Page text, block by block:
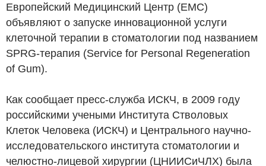
Европейский Медицинский Центр (EMC)
объявляют о запуске инновационной услуги
клеточной терапии в стоматологии под названием
SPRG-терапия (Service for Personal Regeneration
of Gum).
Как сообщает пресс-служба ИСКЧ, в 2009 году
российскими учеными Института Стволовых
Клеток Человека (ИСКЧ) и Центрального научно-
исследовательского института стоматологии и
челюстно-лицевой хирургии (ЦНИИСиЧЛХ) была